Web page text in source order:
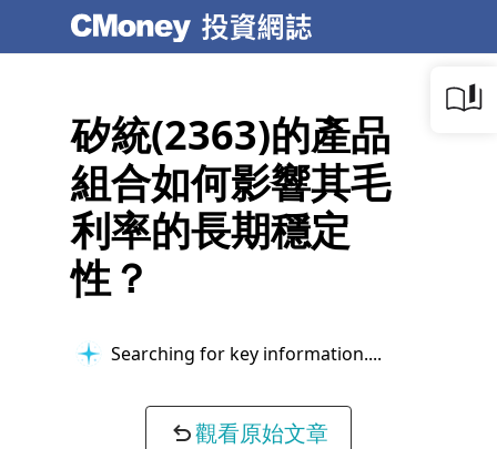
矽統(2363)的產品
組合如何影響其毛
利率的長期穩定
性？
Searching for key information...
觀看原始文章